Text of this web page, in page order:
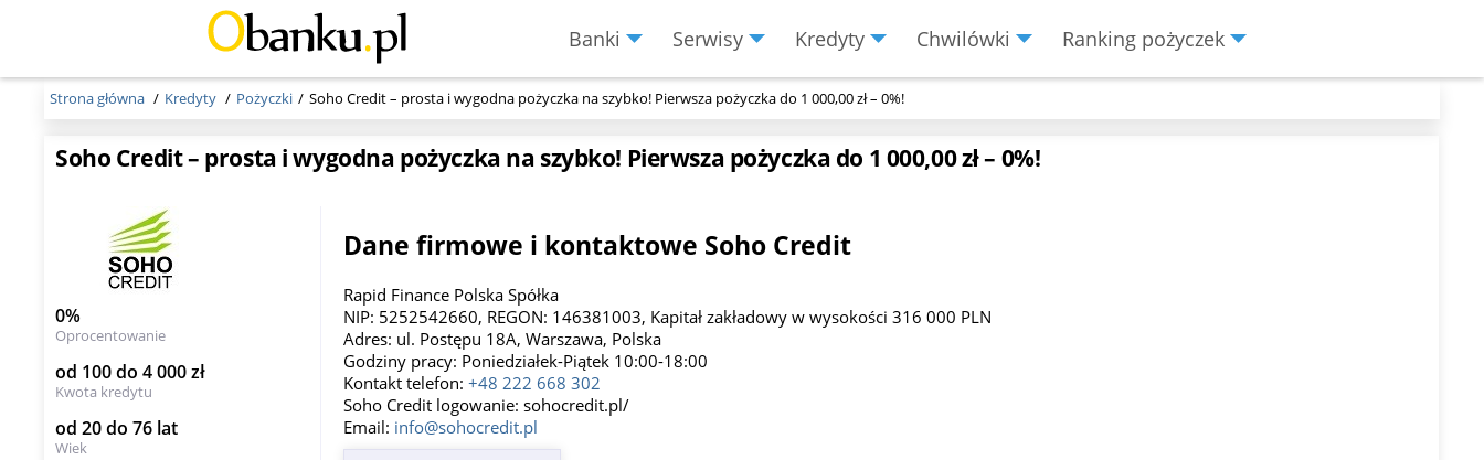
Banki Serwisy Kredyty Chwilówki Ranking pożyczek
Menu
Strona główna Kredyty Pożyczki Soho Credit – prosta i wygodna pożyczka na szybko! Pierwsza pożyczka do 1 000,00 zł – 0%!
Soho Credit – prosta i wygodna pożyczka na szybko! Pierwsza pożyczka do 1 000,00 zł – 0%!
0%
Oprocentowanie
od 100 do 4 000 zł
Kwota kredytu
od 20 do 76 lat
Wiek
Dane firmowe i kontaktowe Soho Credit
Rapid Finance Polska Spółka
NIP: 5252542660, REGON: 146381003, Kapitał zakładowy w wysokości 316 000 PLN
Adres: ul. Postępu 18A, Warszawa, Polska
Godziny pracy: Poniedziałek-Piątek 10:00-18:00
Kontakt telefon: +48 222 668 302
Soho Credit logowanie: sohocredit.pl/
Email: info@sohocredit.pl